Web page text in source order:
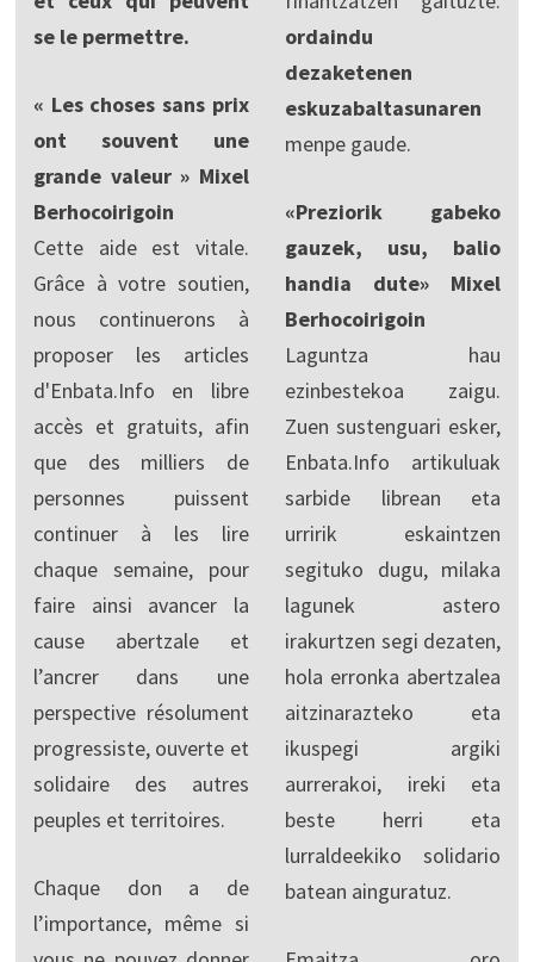
se le permettre.
« Les choses sans prix
ont souvent une
grande valeur » Mixel
Berhocoirigoin
Cette aide est vitale.
Grâce à votre soutien,
nous continuerons à
proposer les articles
d'Enbata.Info en libre
accès et gratuits, afin
que des milliers de
personnes puissent
continuer à les lire
chaque semaine, pour
faire ainsi avancer la
cause abertzale et
l’ancrer dans une
perspective résolument
progressiste, ouverte et
solidaire des autres
peuples et territoires.
Chaque don a de
l’importance, même si
ordaindu
dezaketenen
eskuzabaltasunaren
menpe gaude.
«Preziorik gabeko
gauzek, usu, balio
handia dute» Mixel
Berhocoirigoin
Laguntza hau
ezinbestekoa zaigu.
Zuen sustenguari esker,
Enbata.Info artikuluak
sarbide librean eta
urririk eskaintzen
segituko dugu, milaka
lagunek astero
irakurtzen segi dezaten,
hola erronka abertzalea
aitzinarazteko eta
ikuspegi argiki
aurrerakoi, ireki eta
beste herri eta
lurraldeekiko solidario
batean ainguratuz.